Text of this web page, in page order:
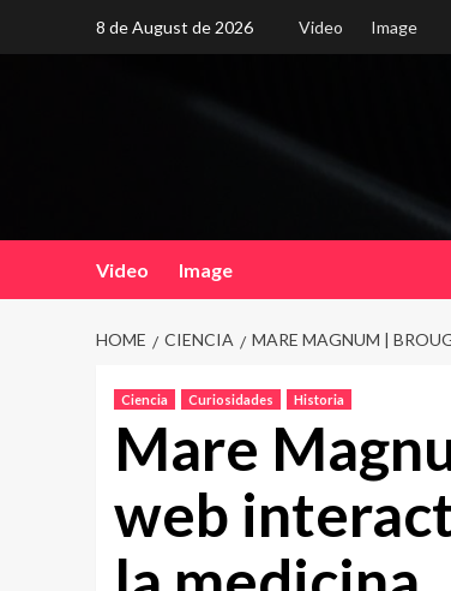
8 de August de 2026 Video Image
Video Image
HOME CIENCIA MARE MAGNUM |
Ciencia Curiosidades Historia
Mare
web